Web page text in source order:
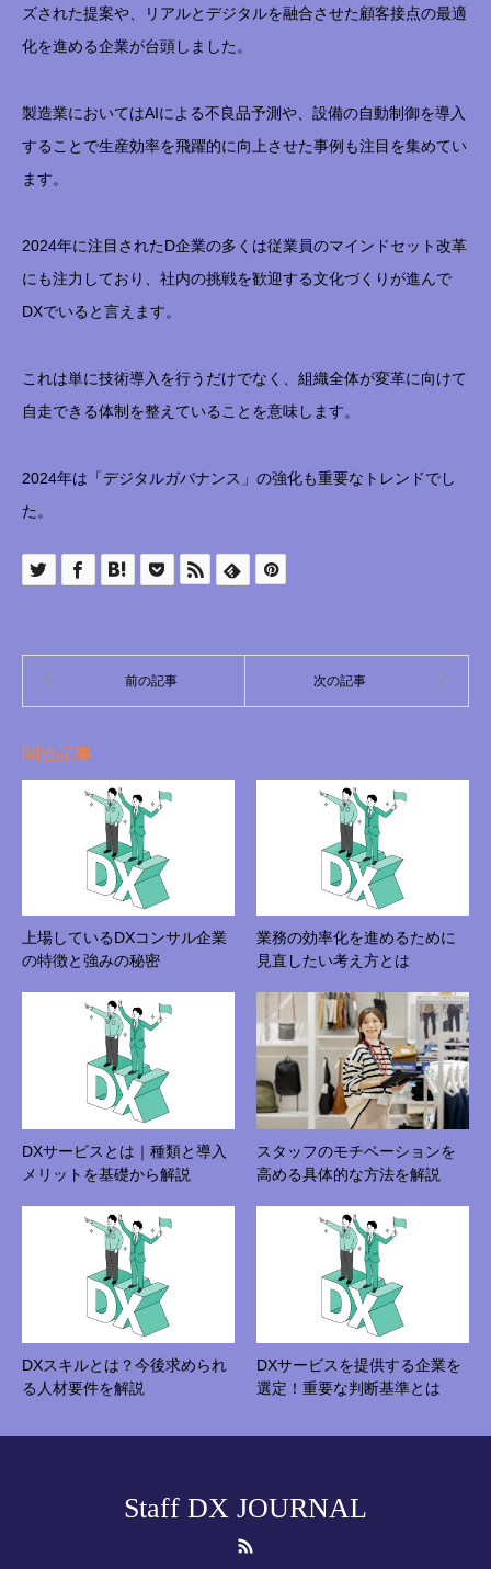
ズされた提案や、リアルとデジタルを融合させた顧客接点の最適
化を進める企業が台頭しました。
製造業においてはAIによる不良品予測や、設備の自動制御を導入
することで生産効率を飛躍的に向上させた事例も注目を集めてい
ます。
2024年に注目されたD企業の多くは従業員のマインドセット改革
にも注力しており、社内の挑戦を歓迎する文化づくりが進んで
DXでいると言えます。
これは単に技術導入を行うだけでなく、組織全体が変革に向けて
自走できる体制を整えていることを意味します。
2024年は「デジタルガバナンス」の強化も重要なトレンドでし
た。
関連記事
上場しているDXコンサル企業
の特徴と強みの秘密
業務の効率化を進めるために
見直したい考え方とは
DXサービスとは｜種類と導入
メリットを基礎から解説
スタッフのモチベーションを
高める具体的な方法を解説
DXスキルとは？今後求められ
る人材要件を解説
DXサービスを提供する企業を
選定！重要な判断基準とは
Staff DX JOURNAL